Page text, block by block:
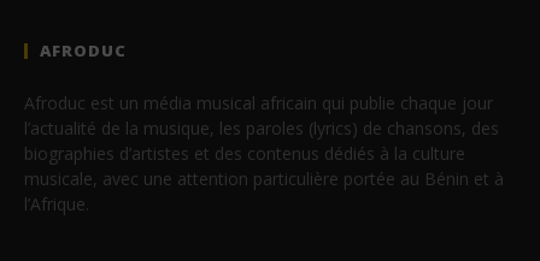
AFRODUC
Afroduc est un média musical africain qui publie chaque jour
l’actualité de la musique, les paroles (lyrics) de chansons, des
biographies d’artistes et des contenus dédiés à la culture
musicale, avec une attention particulière portée au Bénin et à
l’Afrique.